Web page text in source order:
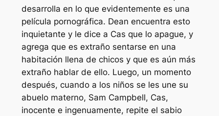
desarrolla en lo que evidentemente es una
película pornográfica. Dean encuentra esto
inquietante y le dice a Cas que lo apague, y
agrega que es extraño sentarse en una
habitación llena de chicos y que es aún más
extraño hablar de ello. Luego, un momento
después, cuando a los niños se les une su
abuelo materno, Sam Campbell, Cas,
inocente e ingenuamente, repite el sabio